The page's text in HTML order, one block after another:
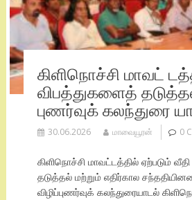
கிளிநொச்சி மாவட்
விபத்துகளைத்
புணர்வுக் கலந்துரை
30.06.2026 மாவையூரன் 0
கிளிநொச்சி மாவட்டத்தில் ஏற்படும்
தடுத்தல் மற்றும் எதிர்கால
விழிப்புணர்வுக் கலந்துரையாடல்